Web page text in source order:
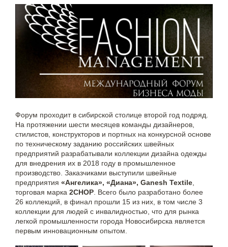
Форум проходит в сибирской столице второй год подряд.
На протяжении шести месяцев команды дизайнеров,
стилистов, конструкторов и портных на конкурсной основе
по техническому заданию российских швейных
предприятий разрабатывали коллекции дизайна одежды
для внедрения их в 2018 году в промышленное
производство. Заказчиками выступили швейные
предприятия «Ангелика», «Диана», Ganesh Textile,
торговая марка 2CHOP. Всего было разработано более
26 коллекций, в финал прошли 15 из них, в том числе 3
коллекции для людей с инвалидностью, что для рынка
легкой промышленности города Новосибирска является
первым инновационным опытом.